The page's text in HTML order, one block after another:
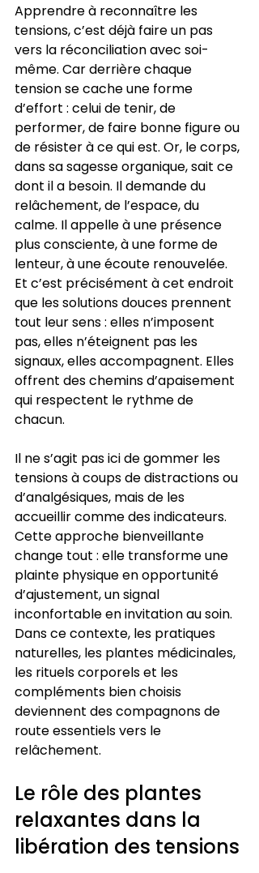
Apprendre à reconnaître les
tensions, c’est déjà faire un pas
vers la réconciliation avec soi-
même. Car derrière chaque
tension se cache une forme
d’effort : celui de tenir, de
performer, de faire bonne figure ou
de résister à ce qui est. Or, le corps,
dans sa sagesse organique, sait ce
dont il a besoin. Il demande du
relâchement, de l’espace, du
calme. Il appelle à une présence
plus consciente, à une forme de
lenteur, à une écoute renouvelée.
Et c’est précisément à cet endroit
que les solutions douces prennent
tout leur sens : elles n’imposent
pas, elles n’éteignent pas les
signaux, elles accompagnent. Elles
offrent des chemins d’apaisement
qui respectent le rythme de
chacun.
Il ne s’agit pas ici de gommer les
tensions à coups de distractions ou
d’analgésiques, mais de les
accueillir comme des indicateurs.
Cette approche bienveillante
change tout : elle transforme une
plainte physique en opportunité
d’ajustement, un signal
inconfortable en invitation au soin.
Dans ce contexte, les pratiques
naturelles, les plantes médicinales,
les rituels corporels et les
compléments bien choisis
deviennent des compagnons de
route essentiels vers le
relâchement.
Le rôle des plantes
relaxantes dans la
libération des tensions